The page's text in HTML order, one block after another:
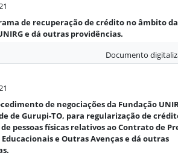
de recuperação de crédito no âmbito da
e dá outras providências.
Documento
de negociações da Fundação
de Gurupi-TO, para regularização de
pessoas físicas relativos ao Contrato de
Educacionais e Outras Avenças e dá outras